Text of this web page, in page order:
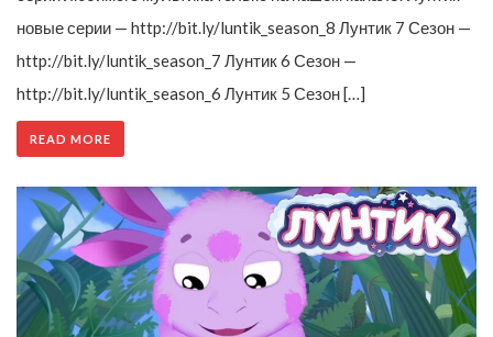
новые серии — http://bit.ly/luntik_season_8 Лунтик 7 Сезон —
http://bit.ly/luntik_season_7 Лунтик 6 Сезон —
http://bit.ly/luntik_season_6 Лунтик 5 Сезон […]
READ MORE